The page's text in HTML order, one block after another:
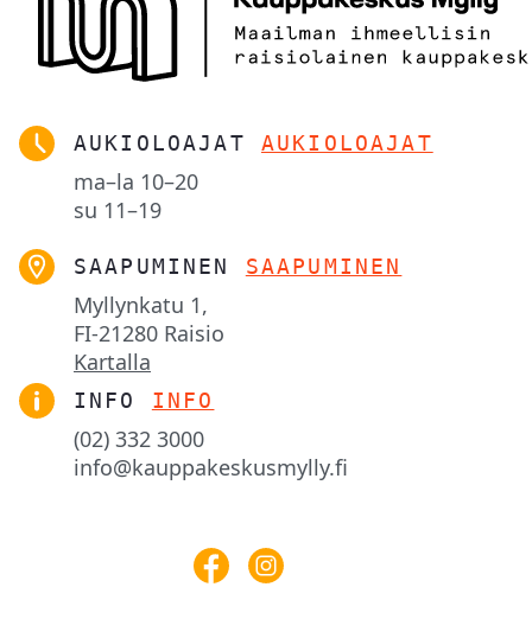
AUKIOLOAJAT AUKIOLOAJAT
ma–la 10–20
su 11–19
SAAPUMINEN SAAPUMINEN
Myllynkatu 1,
FI-21280 Raisio
Kartalla
INFO INFO
(02) 332 3000
info@kauppakeskusmylly.fi